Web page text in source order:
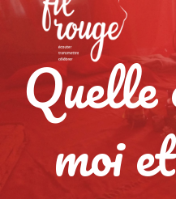
Quelle
moi